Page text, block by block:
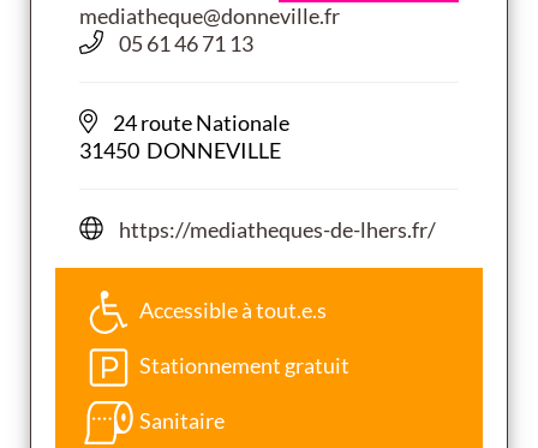
mediatheque@donneville.fr
05 61 46 71 13
24 route Nationale
31450 DONNEVILLE
https://mediatheques-de-lhers.fr/
Accessible à tout.e.s
Stationnement gratuit
Sanitaire